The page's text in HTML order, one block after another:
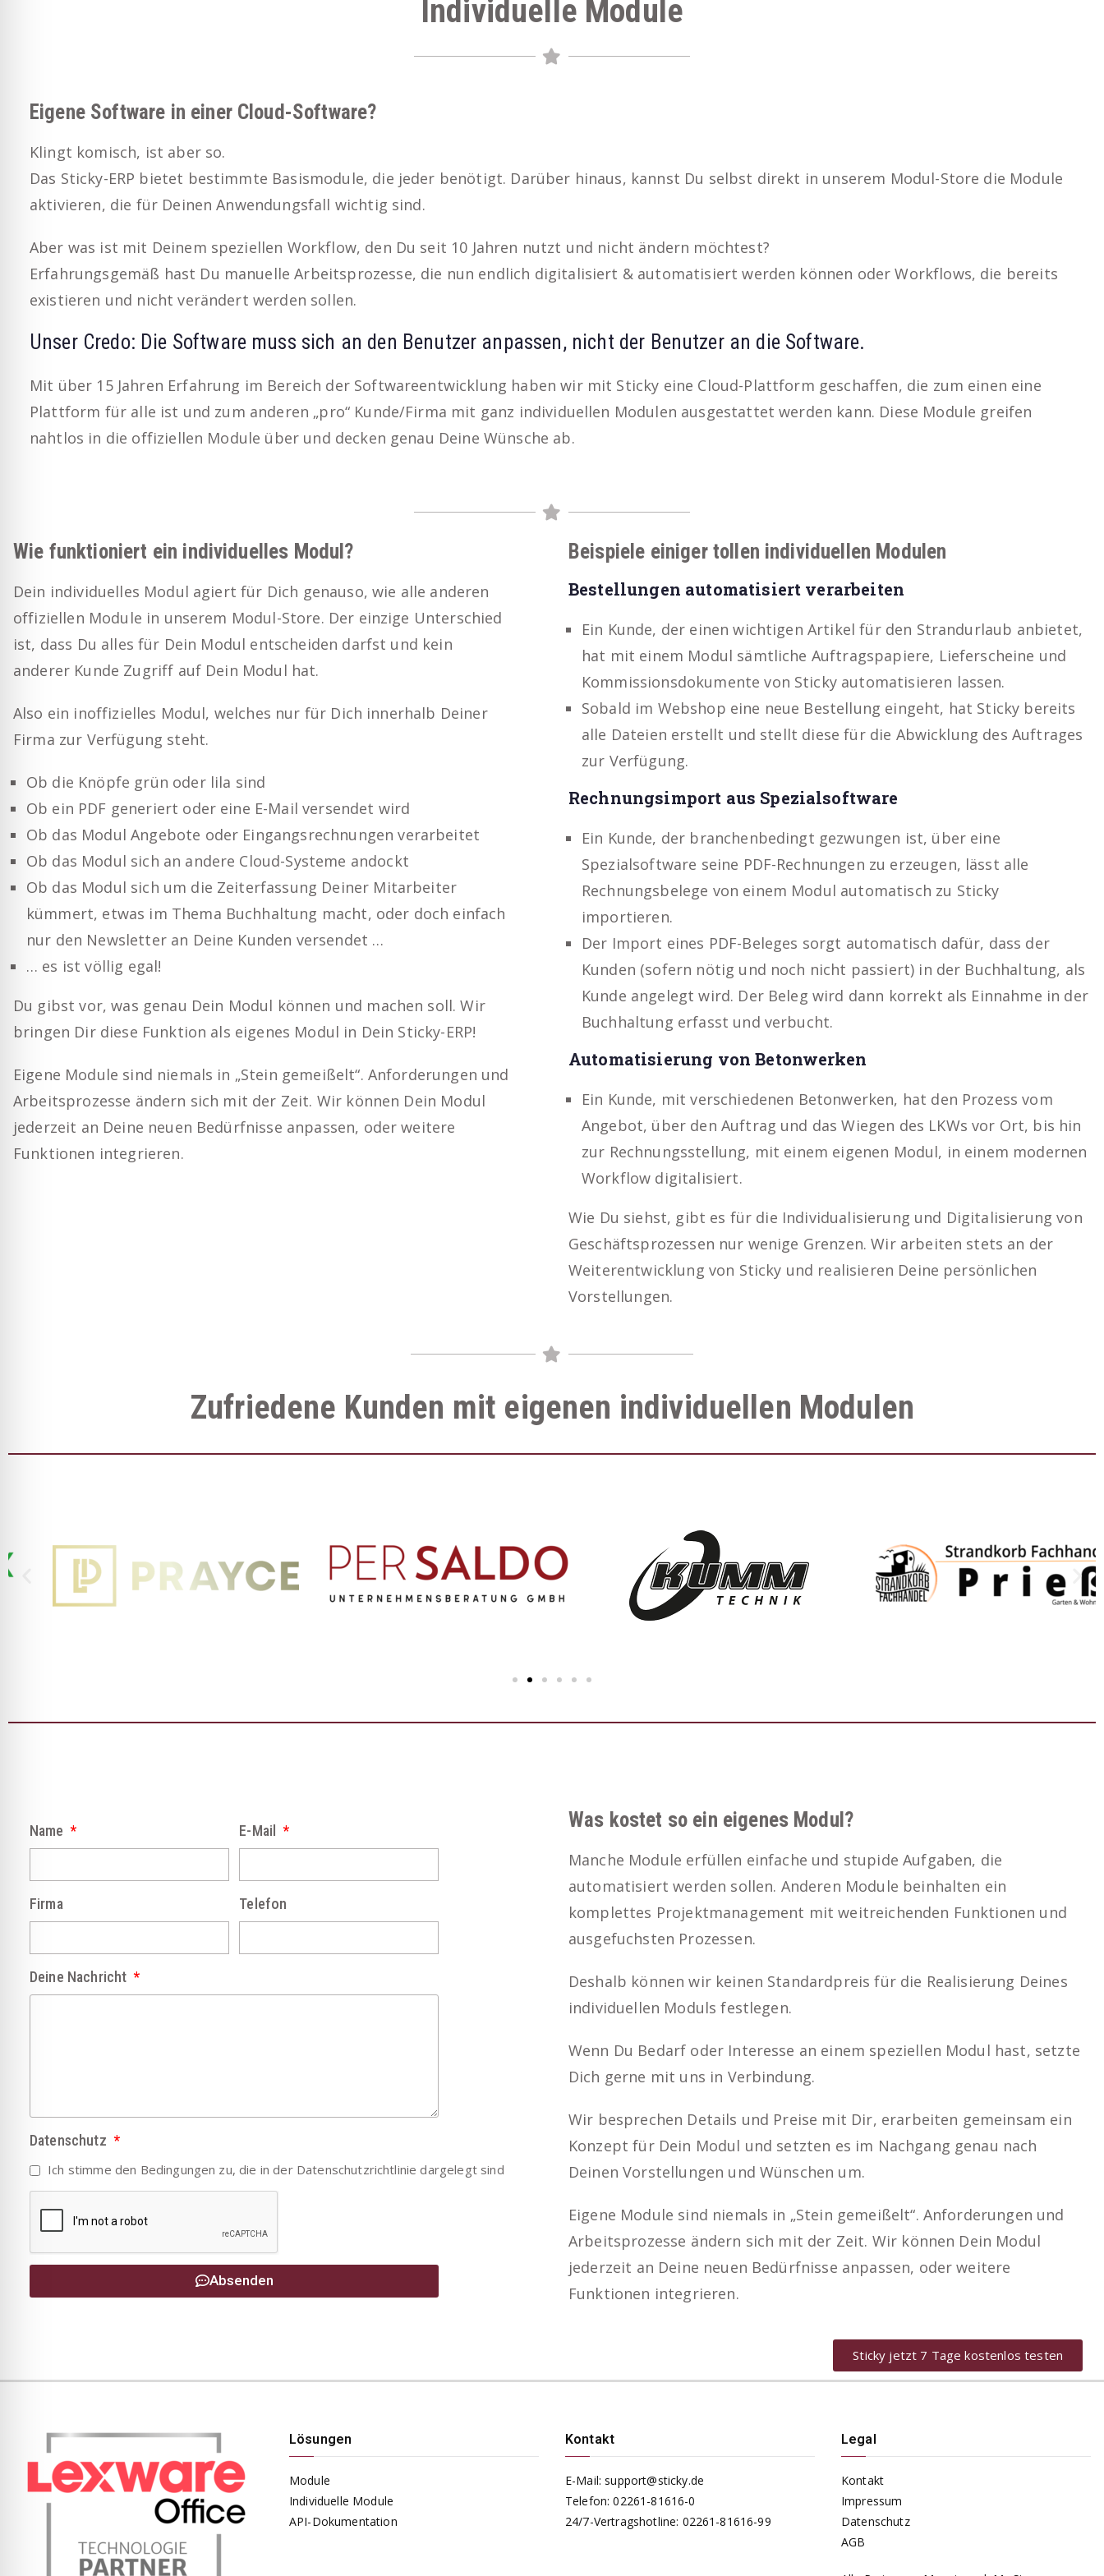
Individuelle Module
Eigene Software in einer Cloud-Software?
Klingt komisch, ist aber so.
Das Sticky-ERP bietet bestimmte Basismodule, die jeder benötigt. Darüber hinaus, kannst Du selbst direkt in unserem Modul-Store die Module
aktivieren, die für Deinen Anwendungsfall wichtig sind.
Aber was ist mit Deinem speziellen Workflow, den Du seit 10 Jahren nutzt und nicht ändern möchtest?
Erfahrungsgemäß hast Du manuelle Arbeitsprozesse, die nun endlich digitalisiert & automatisiert werden können oder Workflows, die bereits
existieren und nicht verändert werden sollen.
Unser Credo: Die Software muss sich an den Benutzer anpassen, nicht der Benutzer an die Software.
Mit über 15 Jahren Erfahrung im Bereich der Softwareentwicklung haben wir mit Sticky eine Cloud-Plattform geschaffen, die zum einen eine
Plattform für alle ist und zum anderen „pro“ Kunde/Firma mit ganz individuellen Modulen ausgestattet werden kann. Diese Module greifen
nahtlos in die offiziellen Module über und decken genau Deine Wünsche ab.
Wie funktioniert ein individuelles Modul?
Dein individuelles Modul agiert für Dich genauso, wie alle anderen
offiziellen Module in unserem Modul-Store. Der einzige Unterschied
ist, dass Du alles für Dein Modul entscheiden darfst und kein
anderer Kunde Zugriff auf Dein Modul hat.
Also ein inoffizielles Modul, welches nur für Dich innerhalb Deiner
Firma zur Verfügung steht.
Ob die Knöpfe grün oder lila sind
Ob ein PDF generiert oder eine E-Mail versendet wird
Ob das Modul Angebote oder Eingangsrechnungen verarbeitet
Ob das Modul sich an andere Cloud-Systeme andockt
Ob das Modul sich um die Zeiterfassung Deiner Mitarbeiter
kümmert, etwas im Thema Buchhaltung macht, oder doch einfach
nur den Newsletter an Deine Kunden versendet …
… es ist völlig egal!
Du gibst vor, was genau Dein Modul können und machen soll. Wir
bringen Dir diese Funktion als eigenes Modul in Dein Sticky-ERP!
Eigene Module sind niemals in „Stein gemeißelt“. Anforderungen und
Arbeitsprozesse ändern sich mit der Zeit. Wir können Dein Modul
jederzeit an Deine neuen Bedürfnisse anpassen, oder weitere
Funktionen integrieren.
Beispiele einiger tollen individuellen Modulen
Bestellungen automatisiert verarbeiten
Ein Kunde, der einen wichtigen Artikel für den Strandurlaub anbietet,
hat mit einem Modul sämtliche Auftragspapiere, Lieferscheine und
Kommissionsdokumente von Sticky automatisieren lassen.
Sobald im Webshop eine neue Bestellung eingeht, hat Sticky bereits
alle Dateien erstellt und stellt diese für die Abwicklung des Auftrages
zur Verfügung.
Rechnungsimport aus Spezialsoftware
Ein Kunde, der branchenbedingt gezwungen ist, über eine
Spezialsoftware seine PDF-Rechnungen zu erzeugen, lässt alle
Rechnungsbelege von einem Modul automatisch zu Sticky
importieren.
Der Import eines PDF-Beleges sorgt automatisch dafür, dass der
Kunden (sofern nötig und noch nicht passiert) in der Buchhaltung, als
Kunde angelegt wird. Der Beleg wird dann korrekt als Einnahme in der
Buchhaltung erfasst und verbucht.
Automatisierung von Betonwerken
Ein Kunde, mit verschiedenen Betonwerken, hat den Prozess vom
Angebot, über den Auftrag und das Wiegen des LKWs vor Ort, bis hin
zur Rechnungsstellung, mit einem eigenen Modul, in einem modernen
Workflow digitalisiert.
Wie Du siehst, gibt es für die Individualisierung und Digitalisierung von
Geschäftsprozessen nur wenige Grenzen. Wir arbeiten stets an der
Weiterentwicklung von Sticky und realisieren Deine persönlichen
Vorstellungen.
Zufriedene Kunden mit eigenen individuellen Modulen
Name E-Mail
Firma Telefon
Deine Nachricht
Datenschutz
Ich stimme den Bedingungen zu, die in der Datenschutzrichtlinie dargelegt sind
Absenden
Was kostet so ein eigenes Modul?
Manche Module erfüllen einfache und stupide Aufgaben, die
automatisiert werden sollen. Anderen Module beinhalten ein
komplettes Projektmanagement mit weitreichenden Funktionen und
ausgefuchsten Prozessen.
Deshalb können wir keinen Standardpreis für die Realisierung Deines
individuellen Moduls festlegen.
Wenn Du Bedarf oder Interesse an einem speziellen Modul hast, setzte
Dich gerne mit uns in Verbindung.
Wir besprechen Details und Preise mit Dir, erarbeiten gemeinsam ein
Konzept für Dein Modul und setzten es im Nachgang genau nach
Deinen Vorstellungen und Wünschen um.
Eigene Module sind niemals in „Stein gemeißelt“. Anforderungen und
Arbeitsprozesse ändern sich mit der Zeit. Wir können Dein Modul
jederzeit an Deine neuen Bedürfnisse anpassen, oder weitere
Funktionen integrieren.
Sticky jetzt 7 Tage kostenlos testen
Lösungen
Module
Individuelle Module
API-Dokumentation
Kontakt
E-Mail:support@sticky.de
Telefon:02261-81616-0
24/7-Vertragshotline: 02261-81616-99
Legal
Kontakt
Impressum
Datenschutz
AGB